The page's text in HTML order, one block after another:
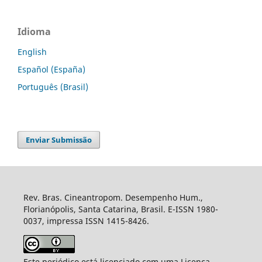
Idioma
English
Español (España)
Português (Brasil)
Enviar Submissão
Rev. Bras. Cineantropom. Desempenho Hum.,
Florianópolis, Santa Catarina, Brasil. E-ISSN 1980-
0037, impressa ISSN 1415-8426.